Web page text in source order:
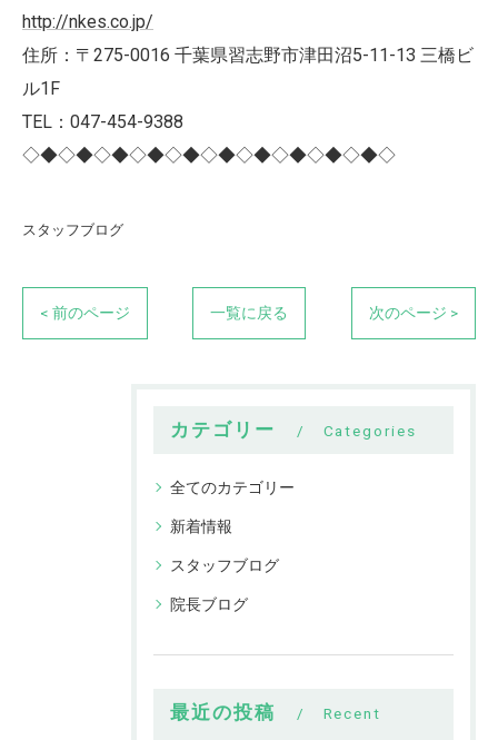
http://nkes.co.jp/
住所：〒275-0016 千葉県習志野市津田沼5-11-13 三橋ビ
ル1F
TEL：047-454-9388
◇◆◇◆◇◆◇◆◇◆◇◆◇◆◇◆◇◆◇◆◇
スタッフブログ
< 前のページ 一覧に戻る 次のページ >
カテゴリー Categories
全てのカテゴリー
新着情報
スタッフブログ
院長ブログ
最近の投稿
Recent